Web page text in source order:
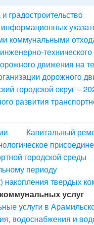
градостроительство
коммунальными
движения на
дорожного
городской округ –
развития
Капитальный
городской среды
периоду
накопления твердых
услуг
услуги в
водоснабжения и